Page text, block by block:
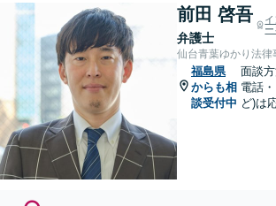
前田 啓吾
弁護士
イ
仙台青葉ゆかり法律
福島県
からも相
談受付中
面談方
電話
ど)は